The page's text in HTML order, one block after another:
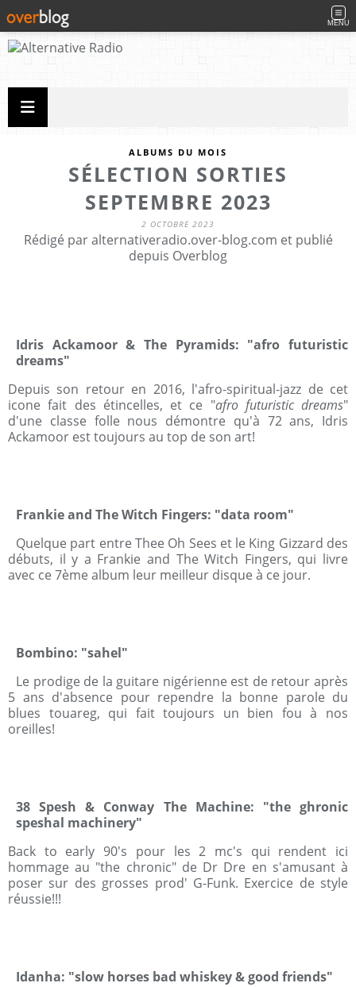
MENU
ALBUMS DU MOIS
SÉLECTION SORTIES
SEPTEMBRE 2023
2 OCTOBRE 2023
Rédigé par alternativeradio.over-blog.com et publié
depuis Overblog
Idris Ackamoor & The Pyramids: "afro futuristic
dreams"
Depuis son retour en 2016, l'afro-spiritual-jazz de cet
icone fait des étincelles, et ce "afro futuristic dreams"
d'une classe folle nous démontre qu'à 72 ans, Idris
Ackamoor est toujours au top de son art!
Frankie and The Witch Fingers: "data room"
Quelque part entre Thee Oh Sees et le King Gizzard des
débuts, il y a Frankie and The Witch Fingers, qui livre
avec ce 7ème album leur meilleur disque à ce jour.
Bombino: "sahel"
Le prodige de la guitare nigérienne est de retour après
5 ans d'absence pour rependre la bonne parole du
blues touareg, qui fait toujours un bien fou à nos
oreilles!
38 Spesh & Conway The Machine: "the ghronic
speshal machinery"
Back to early 90's pour les 2 mc's qui rendent ici
hommage au "the chronic" de Dr Dre en s'amusant à
poser sur des grosses prod' G-Funk. Exercice de style
réussie!!!
Idanha: "slow horses bad whiskey & good friends"